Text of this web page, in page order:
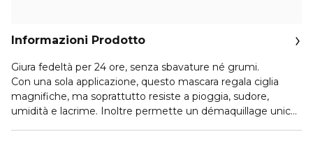
Informazioni Prodotto
Giura fedeltà per 24 ore, senza sbavature né grumi.
Con una sola applicazione, questo mascara regala ciglia
magnifiche, ma soprattutto resiste a pioggia, sudore,
umidità e lacrime. Inoltre permette un démaquillage unico